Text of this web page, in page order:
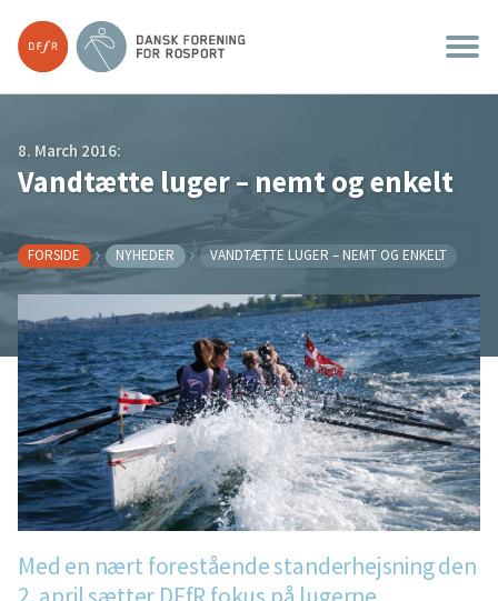
8. March 2016:
Vandtætte luger – nemt og enkelt
FORSIDE NYHEDER VANDTÆTTE LUGER – NEMT OG ENKELT
Med en nært forestående standerhejsning den